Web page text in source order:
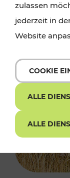
zulassen
jederzeit in
Website
COOKIE
ALLE
ALLE